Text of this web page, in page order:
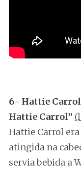
6- Hattie
Hattie Carrol”
Hattie Carrol era
atingida na
servia bebida a